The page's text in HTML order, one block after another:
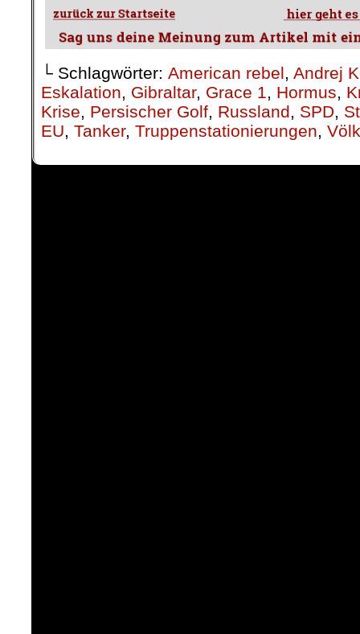
└ Schlagwörter: American rebel Andrej
Eskalation
Gibraltar, Grace 1 Hormus
Krise
Persischer Golf Russland SPD
EU Tanker, Truppenstationierungen